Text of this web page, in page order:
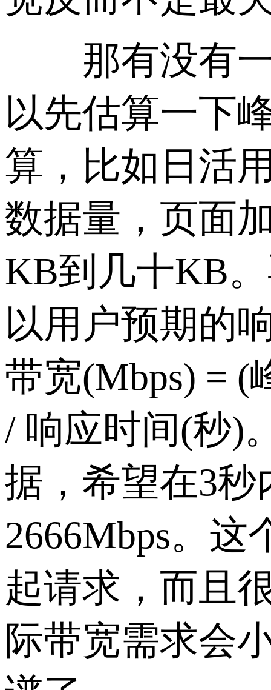
那有没有一
以先估算一下
算，比如日活
数据量，页面
KB到几十KB
以用户预期的
带宽(Mbps) =
/ 响应时间(秒)
据，希望在3秒
2666Mbps。
起请求，而且
际带宽需求会